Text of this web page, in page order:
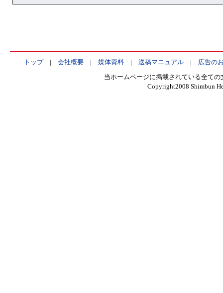
トップ| 会社概要| 媒体資料| 送稿マニュアル| 広告の
当ホームページに掲載されている全て
Copyright2008 Shimbun